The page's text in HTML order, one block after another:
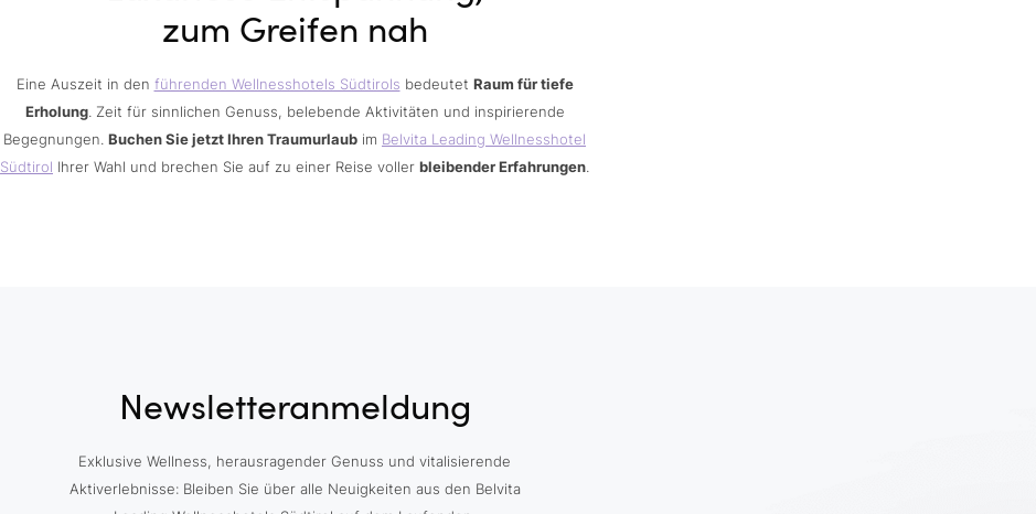
zum Greifen nah
Eine Auszeit in den führenden Wellnesshotels Südtirols bedeutet Raum für tiefe
Erholung. Zeit für sinnlichen Genuss, belebende Aktivitäten und inspirierende
Begegnungen. Buchen Sie jetzt Ihren Traumurlaub im Belvita Leading Wellnesshotel
Südtirol Ihrer Wahl und brechen Sie auf zu einer Reise voller bleibender Erfahrungen.
Newsletteranmeldung
Exklusive Wellness, herausragender Genuss und vitalisierende
Aktiverlebnisse: Bleiben Sie über alle Neuigkeiten aus den Belvita